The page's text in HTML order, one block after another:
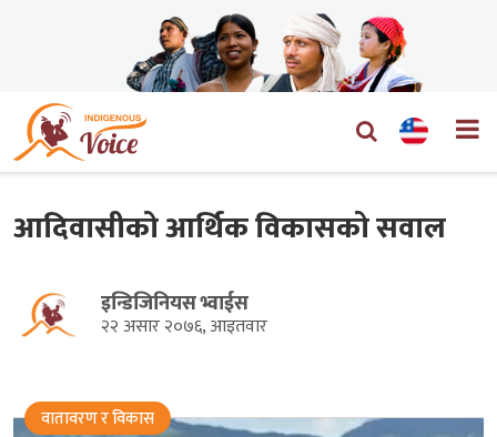
आदिवासीको आर्थिक विकासको सवाल
इन्डिजिनियस भ्वाईस
२२ असार २०७६, आइतवार
वातावरण र विकास